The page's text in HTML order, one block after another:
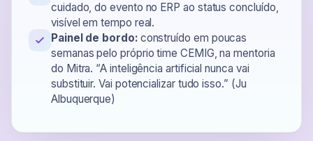
cuidado, do evento no ERP ao status concluído,
visível em tempo real.
Painel de bordo:construído em poucas
semanas pelo próprio time CEMIG, na mentoria
do Mitra. “A inteligência artificial nunca vai
substituir. Vai potencializar tudo isso.” (Ju
Albuquerque)